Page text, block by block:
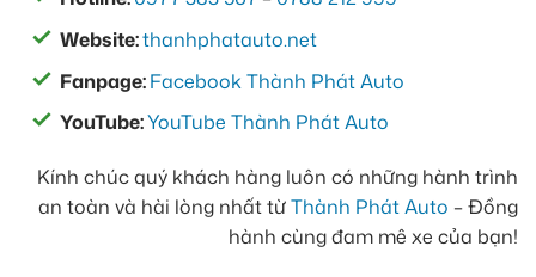
Website:thanhphatauto.net
Fanpage:Facebook Thành Phát Auto
YouTube:YouTube Thành Phát Auto
Kính chúc quý khách hàng luôn có những hành trình
an toàn và hài lòng nhất từThành Phát Auto – Đồng
hành cùng đam mê xe của bạn!